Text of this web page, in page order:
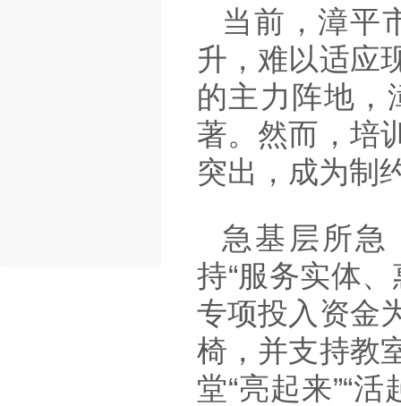
当前，漳平
升，难以适应
的主力阵地，
著。然而，培
突出，成为制
急基层所急
持“服务实体
专项投入资金
椅，并支持教
堂“亮起来”“